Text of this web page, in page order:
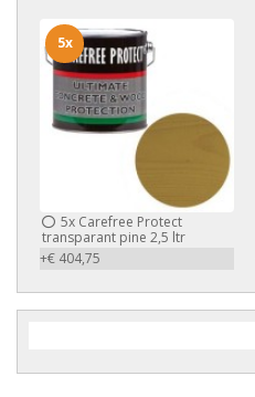
5x Carefree Protect
transparant pine 2,5 ltr
+€ 404,75
5x